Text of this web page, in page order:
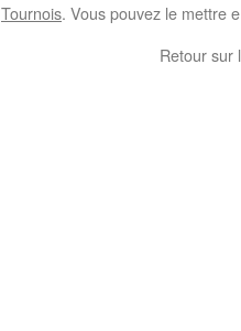
Tournois. Vous pouvez le mettre
Retour sur